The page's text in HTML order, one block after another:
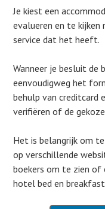
Je kiest een
evalueren en te
service dat het heeft.
Wanneer je besluit de
eenvoudigweg het
behulp van creditcard
verifiëren of de
Het is belangrijk om
op verschillende
boekers om te zien of
hotel bed en